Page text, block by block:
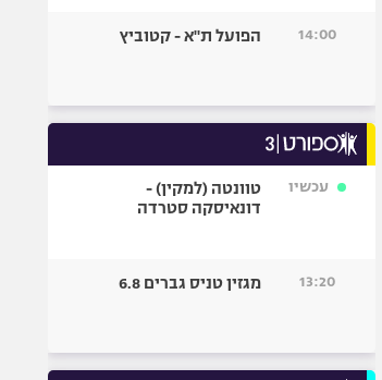
בייסבול MLB
גיימינג E-Sports
14:00 הפועל ת"א - קטוביץ
עכשיו
טוונטה (למקין) -
דונאיסקה סטרדה
13:20 מגזין טניס גברים 6.8